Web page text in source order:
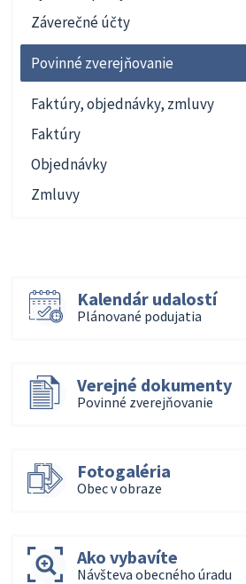
Záverečné účty
Povinné zverejňovanie
Faktúry, objednávky, zmluvy
Faktúry
Objednávky
Zmluvy
Kalendár udalostí
Plánované podujatia
Verejné dokumenty
Povinné zverejňovanie
Fotogaléria
Obec v obraze
Ako vybavíte
Návšteva obecného úradu